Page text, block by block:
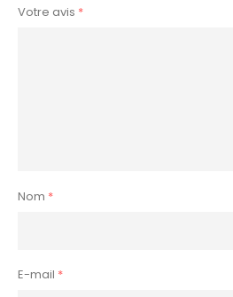
Votre avis *
Nom *
E-mail *